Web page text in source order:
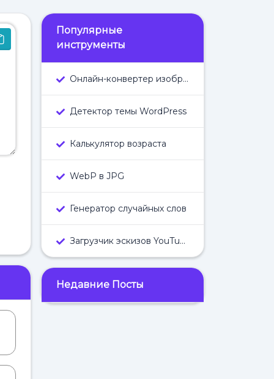
Популярные
инструменты
Онлайн-конвертер изображений в текст
Детектор темы WordPress
Калькулятор возраста
WebP в JPG
Генератор случайных слов
Загрузчик эскизов YouTube
Недавние Посты